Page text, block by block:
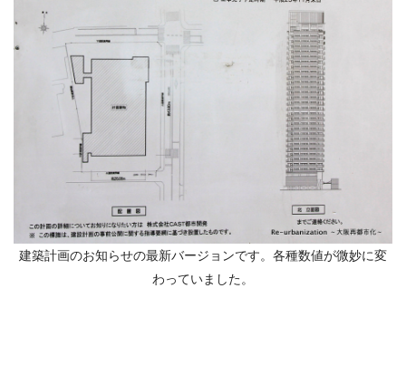
建築計画のお知らせの最新バージョンです。各種数値が微妙に変
わっていました。